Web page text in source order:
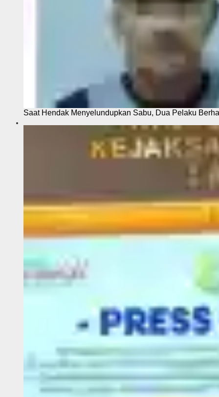
Saat Hendak Menyelundupkan Sabu, Dua Pelaku